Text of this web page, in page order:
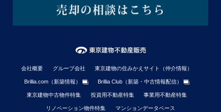
会社概要 グループ会社 東京建物の住みかえサイト（仲介情報）
Brillia.com（新築情報） Brillia Club（新築・中古情報配信）
東京建物中古物件特集 投資用不動産特集 事業用不動産特集
リノベーション物件特集 マンションデータベース